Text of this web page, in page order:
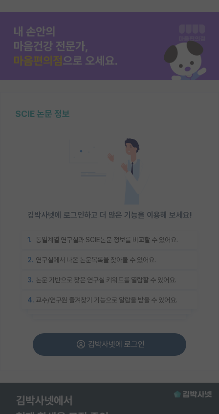
SCIE 논문 정보
김박사넷에 로그인하고 더 많은 기능을 이용해 보세요!
1. 동일계열 연구실과 SCIE논문 정보를 비교할 수 있어요.
2. 연구실에서 나온 논문목록을 찾아볼 수 있어요.
3. 논문 기반으로 찾은 연구실 키워드를 열람할 수 있어요.
4. 교수/연구원 즐겨찾기 기능으로 알람을 받을 수 있어요.
김박사넷에 로그인